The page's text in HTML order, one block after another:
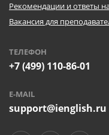
Рекомендации и ответы
Вакансия для
ТЕЛЕФОН
+7 (499) 110-86-01
E-MAIL
support@ienglish.ru